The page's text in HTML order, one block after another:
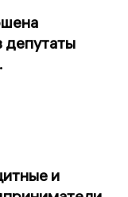
депутаты
и